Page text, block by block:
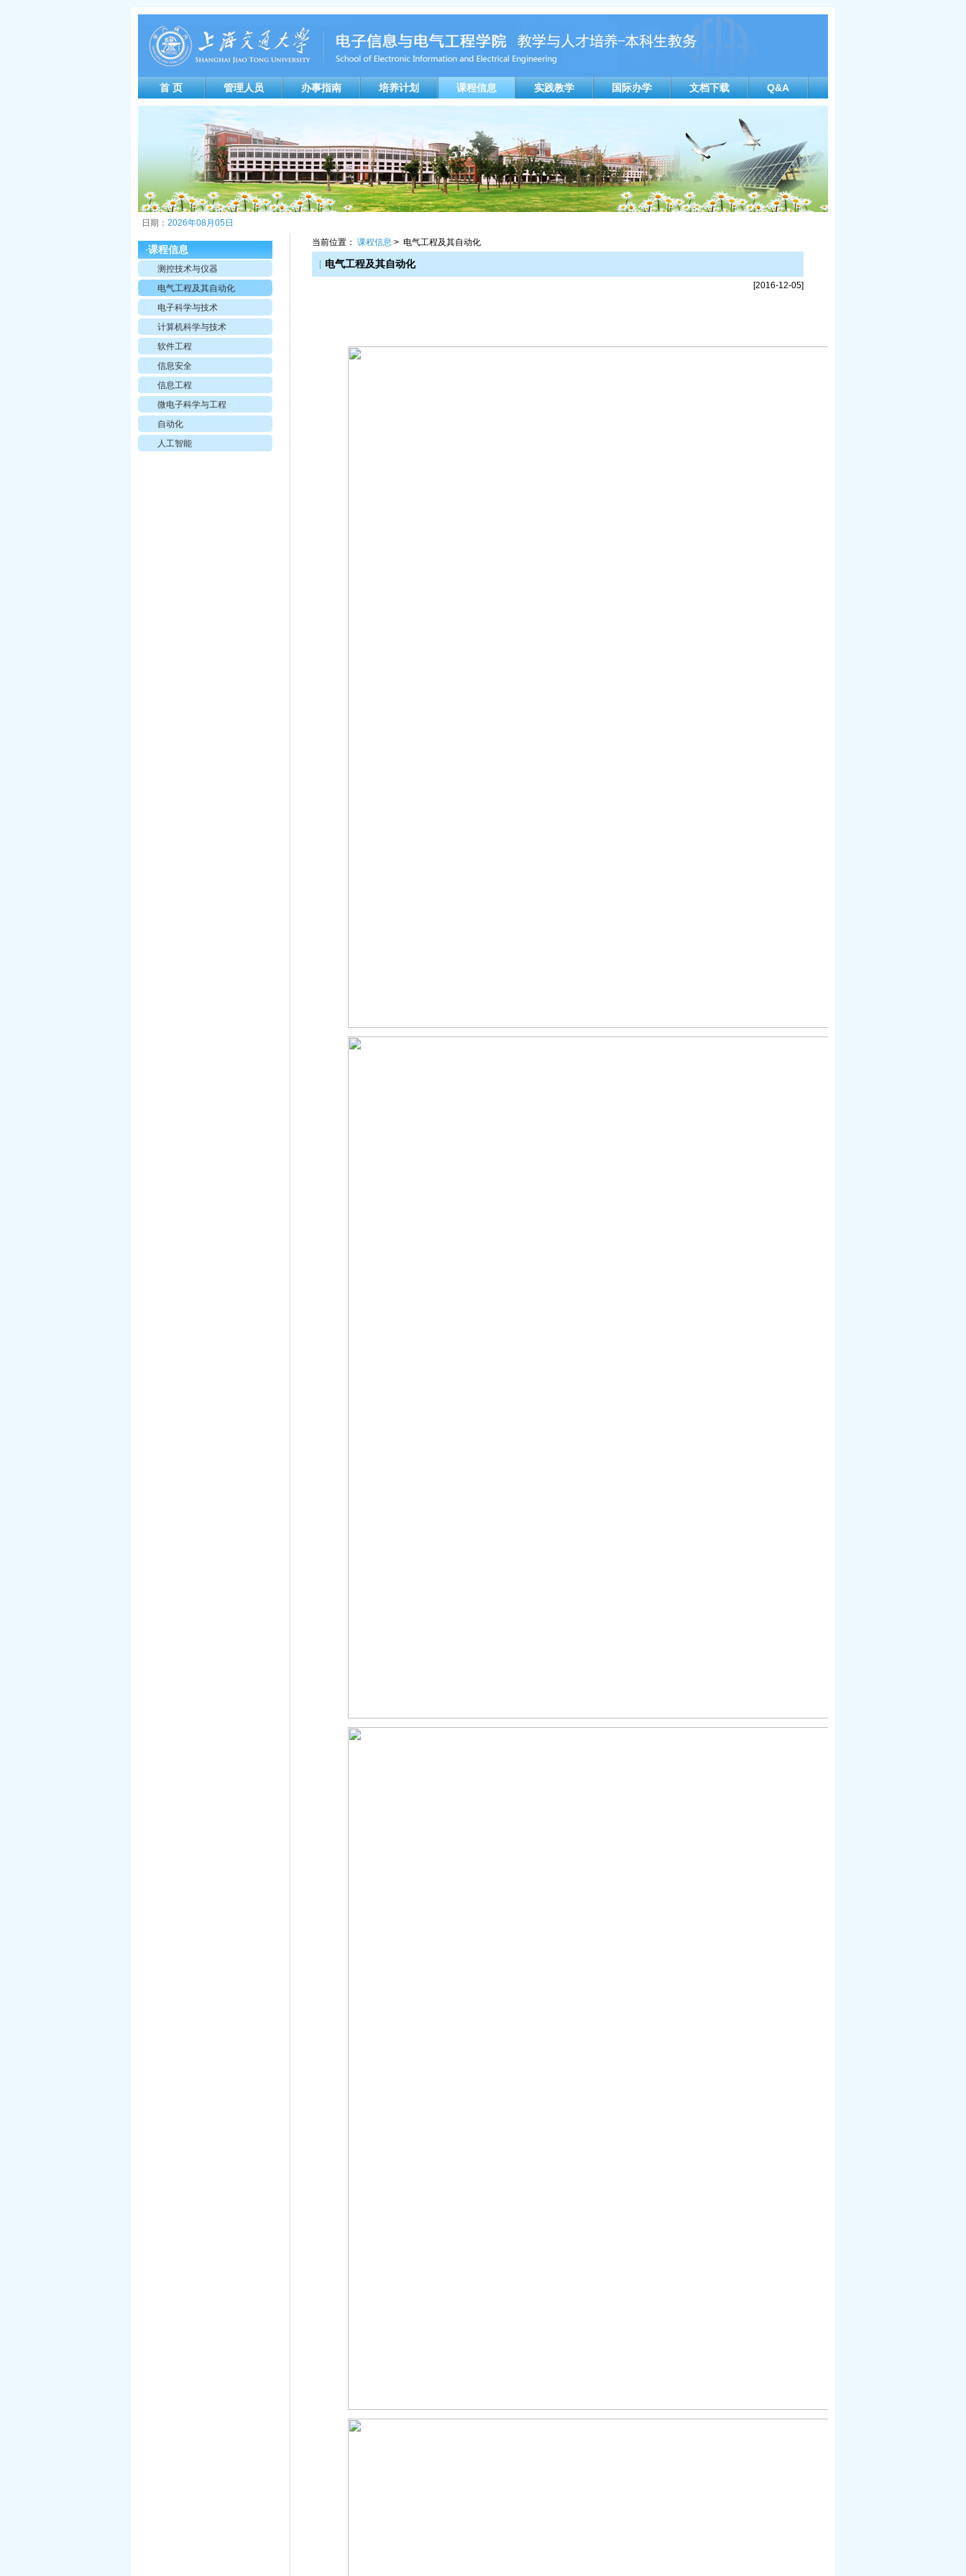
首 页 管理人员 办事指南 培养计划 课程信息 实践教学 国际办学 文档下载 Q&A
日期： 2026年08月05日
·课程信息
测控技术与仪器
电气工程及其自动化
电子科学与技术
计算机科学与技术
软件工程
信息安全
信息工程
微电子科学与工程
自动化
人工智能
当前位置：课程信息 > 电气工程及其自动化
电气工程及其自动化
[2016-12-05]